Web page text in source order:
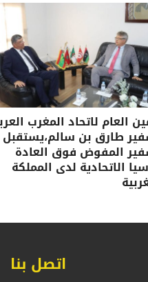
العام لاتحاد المغرب
طارق بن سالم،يستقبل
المفوض فوق العادة
الاتحادية لدى المملكة
اتصل بنا